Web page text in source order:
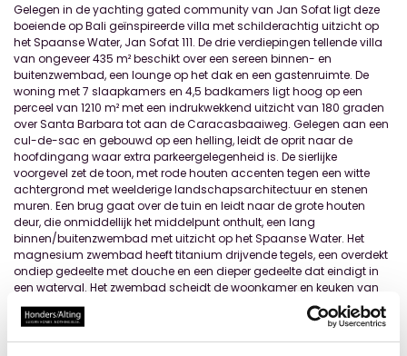
Gelegen in de yachting gated community van Jan Sofat ligt deze
boeiende op Bali geïnspireerde villa met schilderachtig uitzicht op
het Spaanse Water, Jan Sofat 111. De drie verdiepingen tellende villa
van ongeveer 435 m² beschikt over een sereen binnen- en
buitenzwembad, een lounge op het dak en een gastenruimte. De
woning met 7 slaapkamers en 4,5 badkamers ligt hoog op een
perceel van 1210 m² met een indrukwekkend uitzicht van 180 graden
over Santa Barbara tot aan de Caracasbaaiweg. Gelegen aan een
cul-de-sac en gebouwd op een helling, leidt de oprit naar de
hoofdingang waar extra parkeergelegenheid is. De sierlijke
voorgevel zet de toon, met rode houten accenten tegen een witte
achtergrond met weelderige landschapsarchitectuur en stenen
muren. Een brug gaat over de tuin en leidt naar de grote houten
deur, die onmiddellijk het middelpunt onthult, een lang
binnen/buitenzwembad met uitzicht op het Spaanse Water. Het
magnesium zwembad heeft titanium drijvende tegels, een overdekt
ondiep gedeelte met douche en een dieper gedeelte dat eindigt in
een waterval. Het zwembad scheidt de woonkamer en keuken van
de open split-level indeling van de bovenste verdieping met uitzicht
op het water. Hoge plafonds met da